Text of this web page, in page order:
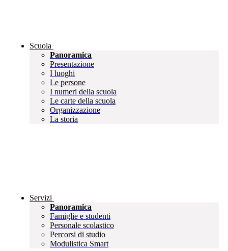
Scuola
Panoramica
Presentazione
I luoghi
Le persone
I numeri della scuola
Le carte della scuola
Organizzazione
La storia
Servizi
Panoramica
Famiglie e studenti
Personale scolastico
Percorsi di studio
Modulistica Smart